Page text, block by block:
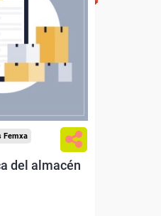
acceso
Diploma
Femxa
del almacén